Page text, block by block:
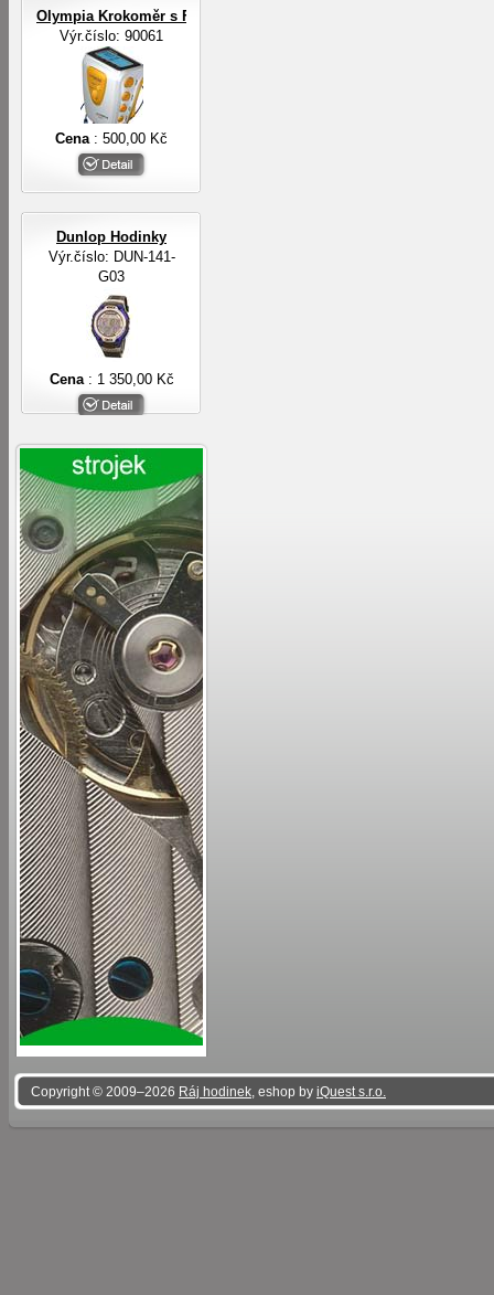
Olympia Krokoměr s FM rádiem a sluchátky
Výr.číslo: 90061
Cena : 500,00 Kč
Dunlop Hodinky
Výr.číslo: DUN-141-
G03
Cena : 1 350,00 Kč
Copyright © 2009–2026 Ráj hodinek , eshop by iQuest s.r.o.